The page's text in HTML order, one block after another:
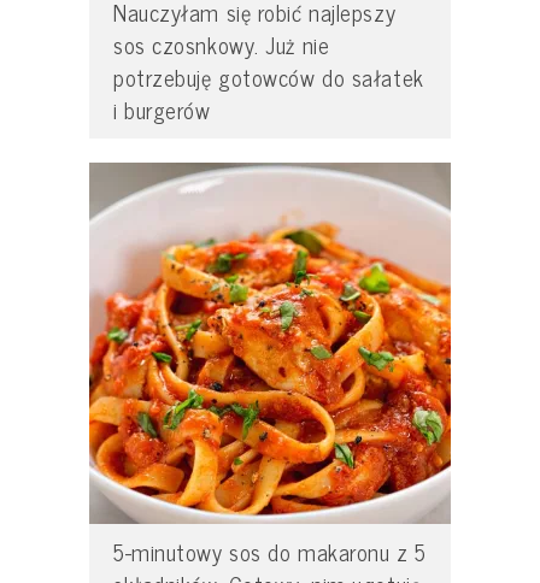
Nauczyłam się robić najlepszy
sos czosnkowy. Już nie
potrzebuję gotowców do sałatek
i burgerów
5-minutowy sos do makaronu z 5